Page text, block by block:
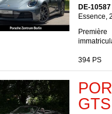
DE-
Essence,
Première
394 PS